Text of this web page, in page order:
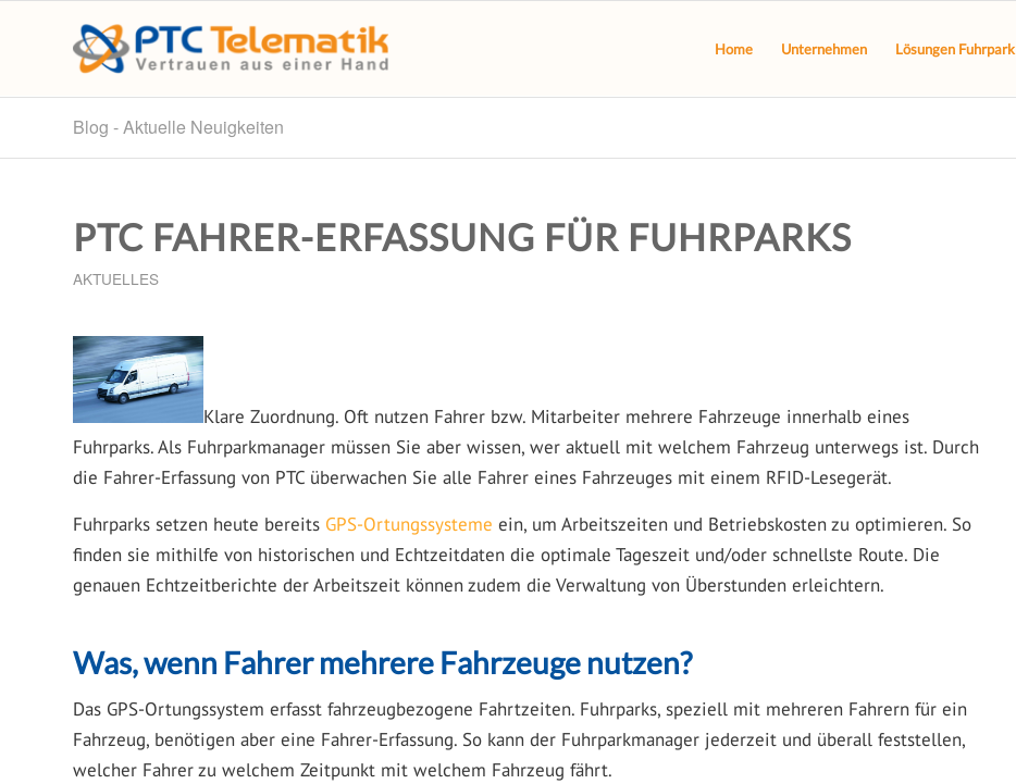
Home Unternehmen Lösungen Fuhrpark
Blog - Aktuelle Neuigkeiten
PTC FAHRER-ERFASSUNG FÜR FUHRPARKS
AKTUELLES
Klare Zuordnung. Oft nutzen Fahrer bzw. Mitarbeiter mehrere Fahrzeuge innerhalb eines
Fuhrparks. Als Fuhrparkmanager müssen Sie aber wissen, wer aktuell mit welchem Fahrzeug unterwegs ist. Durch
die Fahrer-Erfassung von PTC überwachen Sie alle Fahrer eines Fahrzeuges mit einem RFID-Lesegerät.
Fuhrparks setzen heute bereits GPS-Ortungssysteme ein, um Arbeitszeiten und Betriebskosten zu optimieren. So
finden sie mithilfe von historischen und Echtzeitdaten die optimale Tageszeit und/oder schnellste Route. Die
genauen Echtzeitberichte der Arbeitszeit können zudem die Verwaltung von Überstunden erleichtern.
Was, wenn Fahrer mehrere Fahrzeuge nutzen?
Das GPS-Ortungssystem erfasst fahrzeugbezogene Fahrtzeiten. Fuhrparks, speziell mit mehreren Fahrern für ein
Fahrzeug, benötigen aber eine Fahrer-Erfassung. So kann der Fuhrparkmanager jederzeit und überall feststellen,
welcher Fahrer zu welchem Zeitpunkt mit welchem Fahrzeug fährt.